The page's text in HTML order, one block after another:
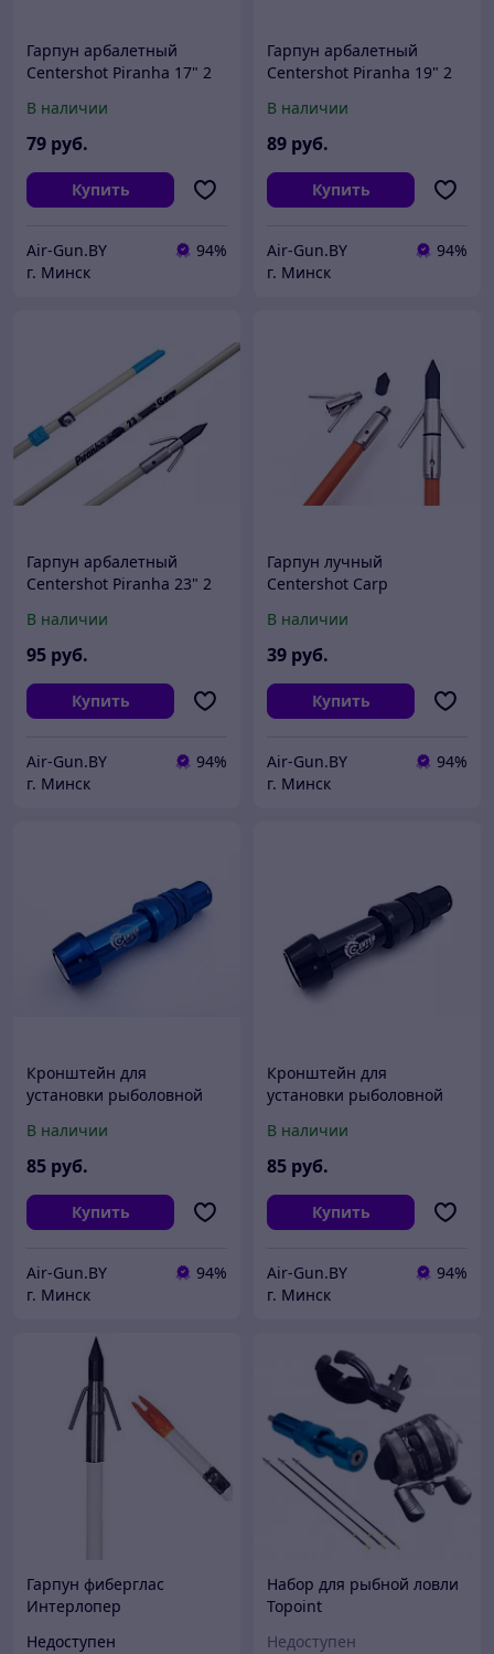
Гарпун арбалетный
Centershot Piranha 17" 2
В наличии
79 руб.
Купить
Air-Gun.BY
94%
г. Минск
Гарпун арбалетный
Centershot Piranha 19" 2
В наличии
89 руб.
Купить
Air-Gun.BY
94%
г. Минск
Гарпун арбалетный
Centershot Piranha 23" 2
В наличии
95 руб.
Купить
Air-Gun.BY
94%
г. Минск
Гарпун лучный
Centershot Carp
В наличии
39 руб.
Купить
Air-Gun.BY
94%
г. Минск
Кронштейн для
установки рыболовной
синий
В наличии
85 руб.
Купить
Air-Gun.BY
94%
г. Минск
Кронштейн для
установки рыболовной
черный
В наличии
85 руб.
Купить
Air-Gun.BY
94%
г. Минск
Гарпун фиберглас
Интерлопер
Недоступен
Набор для рыбной ловли
Topoint
Недоступен